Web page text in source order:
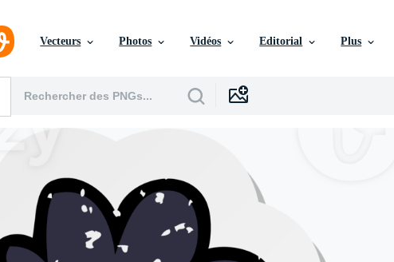
Vecteurs Photos Vidéos Editorial Plus